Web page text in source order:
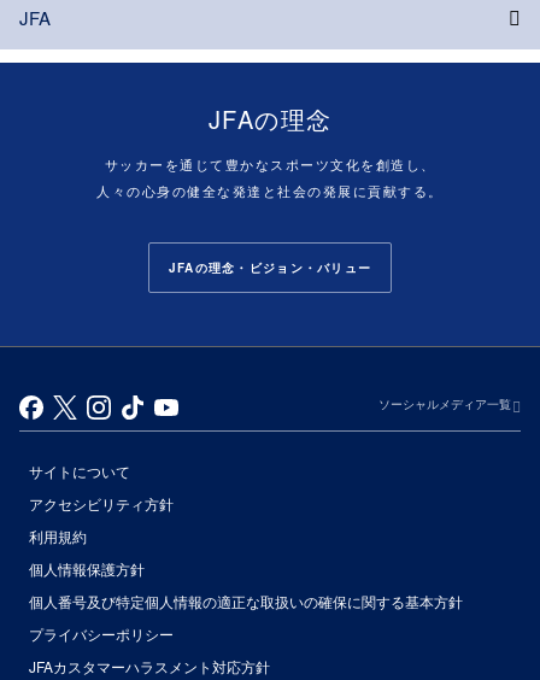
JFA
JFAの理念
サッカーを通じて豊かなスポーツ文化を創造し、
人々の心身の健全な発達と社会の発展に貢献する。
JFAの理念・ビジョン・バリュー
ソーシャルメディア一覧
サイトについて
アクセシビリティ方針
利用規約
個人情報保護方針
個人番号及び特定個人情報の適正な取扱いの確保に関する基本方針
プライバシーポリシー
JFAカスタマーハラスメント対応方針